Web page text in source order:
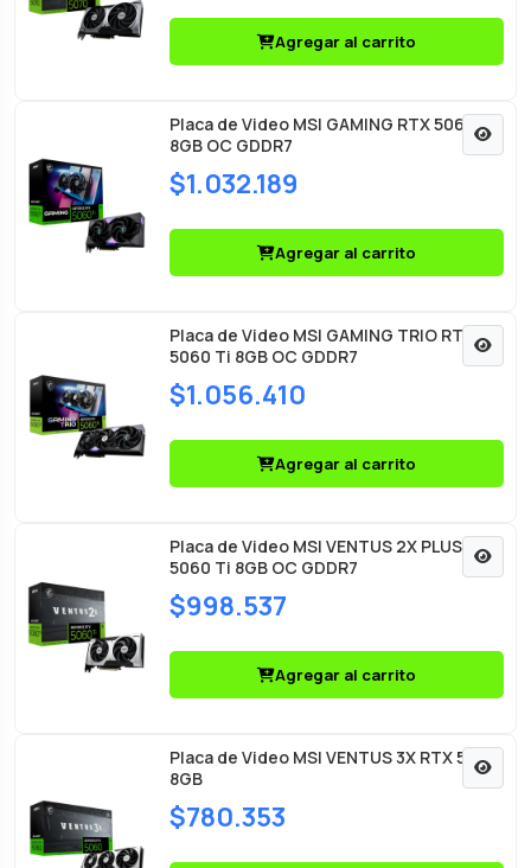
Agregar al carrito
Placa de Video MSI GAMING RTX 5060 Ti
8GB OC GDDR7
$1.032.189
Agregar al carrito
Placa de Video MSI GAMING TRIO RTX
5060 Ti 8GB OC GDDR7
$1.056.410
Agregar al carrito
Placa de Video MSI VENTUS 2X PLUS RTX
5060 Ti 8GB OC GDDR7
$998.537
Agregar al carrito
Placa de Video MSI VENTUS 3X RTX 5060
8GB
$780.353